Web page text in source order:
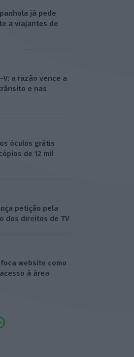
já pede
a viajantes de
V: a razão vence a
e nas
óculos grátis
de 12 mil
petição pela
dos direitos de TV
website como
à área